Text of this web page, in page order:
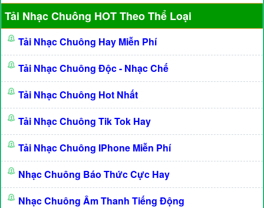
Tải Nhạc Chuông HOT Theo Thể Loại
Tải Nhạc Chuông Hay Miễn Phí
Tải Nhạc Chuông Độc - Nhạc Chế
Tải Nhạc Chuông Hot Nhất
Tải Nhạc Chuông Tik Tok Hay
Tải Nhạc Chuông IPhone Miễn Phí
Nhạc Chuông Báo Thức Cực Hay
Nhạc Chuông Âm Thanh Tiếng Động